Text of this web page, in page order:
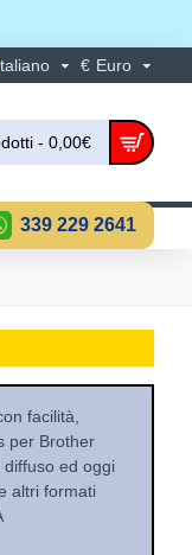
€ Euro
- 0,00€
339 229 2641
facilità,
per Brother
ed oggi
altri formati